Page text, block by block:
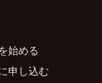
始める
申し込む